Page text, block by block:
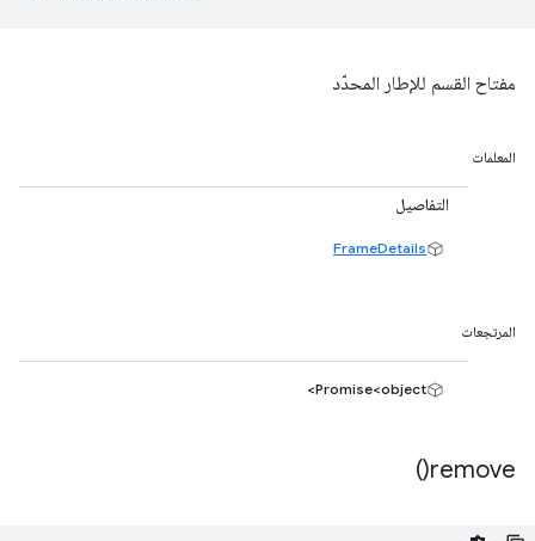
مفتاح القسم للإطار المحدّد
المعلمات
التفاصيل
FrameDetails
المرتجعات
Promise<object>
remove(
)